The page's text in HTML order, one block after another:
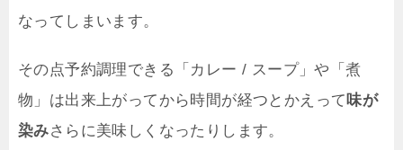
なってしまいます。
その点予約調理できる「カレー / スープ」や「煮
物」は出来上がってから時間が経つとかえって味が
染みさらに美味しくなったりします。